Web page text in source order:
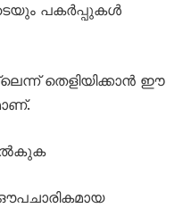
പകർപ്പുകൾ
തെളിയിക്കാൻ ഈ